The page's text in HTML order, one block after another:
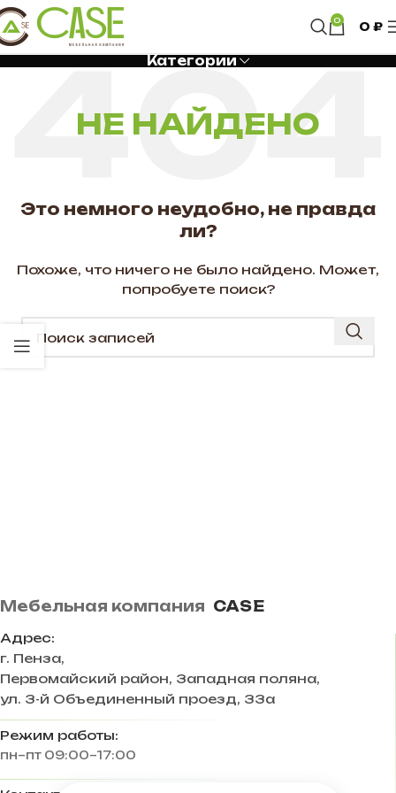
0 0 ₽
Категории
НЕ НАЙДЕНО
Это немного неудобно, не правда
ли?
Похоже, что ничего не было найдено. Может,
попробуете поиск?
Мебельная компания CASE
Адрес:
г. Пенза,
Первомайский район, Западная поляна,
ул. 3-й Объединенный проезд, 33а
Режим работы:
пн–пт 09:00–17:00